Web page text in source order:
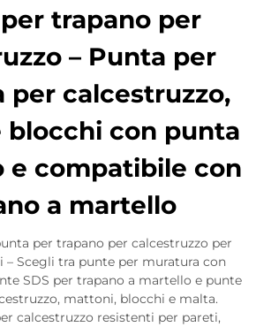
trapano per
– Punta per
per calcestruzzo,
blocchi con punta
e compatibile con
a martello
per trapano per calcestruzzo per
Scegli tra punte per muratura con
SDS per trapano a martello e punte
mattoni, blocchi e malta.
calcestruzzo resistenti per pareti,